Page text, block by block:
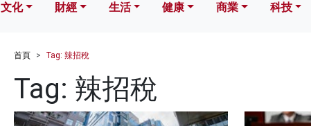
文化 財經 生活 健康 商業 科技
首頁 Tag: 辣招稅
Tag: 辣招稅